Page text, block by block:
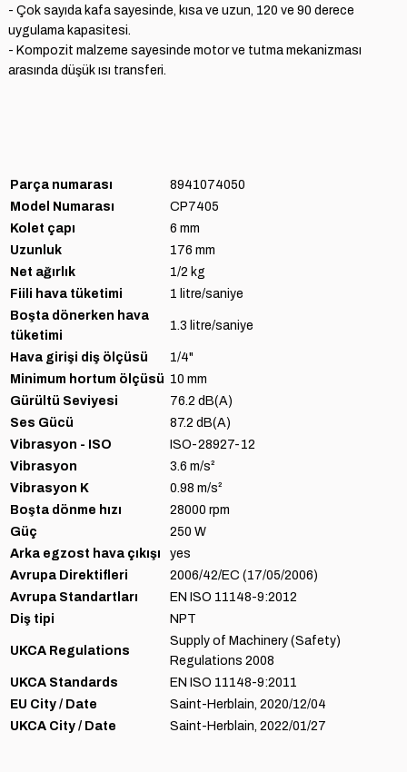
- Çok sayıda kafa sayesinde, kısa ve uzun, 120 ve 90 derece
uygulama kapasitesi.
- Kompozit malzeme sayesinde motor ve tutma mekanizması
arasında düşük ısı transferi.
Parça numarası
8941074050
Model Numarası
CP7405
Kolet çapı
6 mm
Uzunluk
176 mm
Net ağırlık
1/2 kg
Fiili hava tüketimi
1 litre/saniye
Boşta dönerken hava
tüketimi
1.3 litre/saniye
Hava girişi diş ölçüsü
1/4"
Minimum hortum ölçüsü 10 mm
Gürültü Seviyesi
76.2 dB(A)
Ses Gücü
87.2 dB(A)
Vibrasyon - ISO
ISO-28927-12
Vibrasyon
3.6 m/s²
Vibrasyon K
0.98 m/s²
Boşta dönme hızı
28000 rpm
Güç
250 W
Arka egzost hava çıkışı
yes
Avrupa Direktifleri
2006/42/EC (17/05/2006)
Avrupa Standartları
EN ISO 11148-9:2012
Diş tipi
NPT
UKCA Regulations
Supply of Machinery (Safety)
Regulations 2008
UKCA Standards
EN ISO 11148-9:2011
EU City / Date
Saint-Herblain, 2020/12/04
UKCA City / Date
Saint-Herblain, 2022/01/27